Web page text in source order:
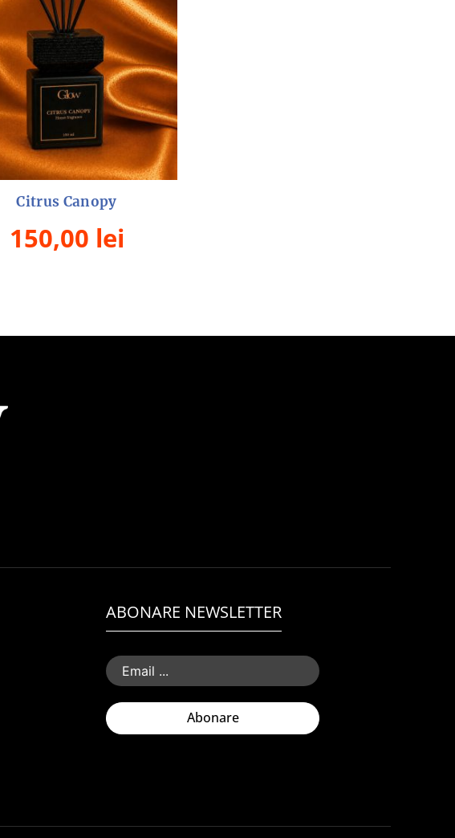
Citrus Canopy
150,00 lei
ABONARE NEWSLETTER
Abonare